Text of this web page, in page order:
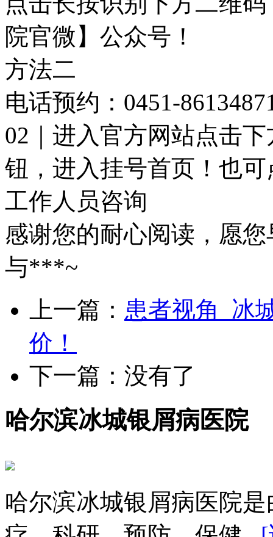
院官微】公众号！
方法二
电话预约：0451-
02｜进入官方网站点击
钮，进入挂号首页！也
工作人员咨询
感谢您的耐心阅读，愿
与***~
上一篇： 患者视角_冰
价！
下一篇：没有了
哈尔滨冰城银屑病医院
哈尔滨冰城银屑病医院